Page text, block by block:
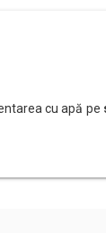
cu apă pe